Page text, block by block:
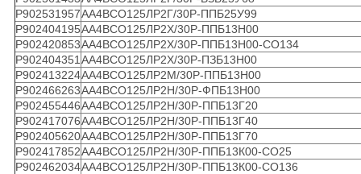
Р902531957АА4ВСО125ЛР2Г/30Р-ППБ25У99
Р902404195АА4ВСО125ЛР2Х/30Р-ППБ13Н00
Р902420853АА4ВСО125ЛР2Х/30Р-ППБ13Н00-СО134
Р902404351 АА4ВСО125ЛР2Х/30Р-ПЗБ13Н00
Р902413224АА4ВСО125ЛР2М/30Р-ППБ13Н00
Р902466263АА4ВСО125ЛР2Н/30Р-ФПБ13Н00
Р902455446АА4ВСО125ЛР2Н/30Р-ППБ13Г20
Р902417076АА4ВСО125ЛР2Н/30Р-ППБ13Г40
Р902405620АА4ВСО125ЛР2Н/30Р-ППБ13Г70
Р902417852АА4ВСО125ЛР2Н/30Р-ППБ13К00-СО25
Р902462034АА4ВСО125ЛР2Н/30Р-ППБ13К00-СО136